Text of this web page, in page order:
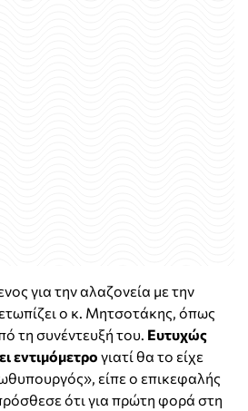
για την αλαζονεία με την
ο κ. Μητσοτάκης, όπως
τη συνέντευξή του. Ευτυχώς
εντιμόμετρο γιατί θα το είχε
είπε ο επικεφαλής
ότι για πρώτη φορά στη